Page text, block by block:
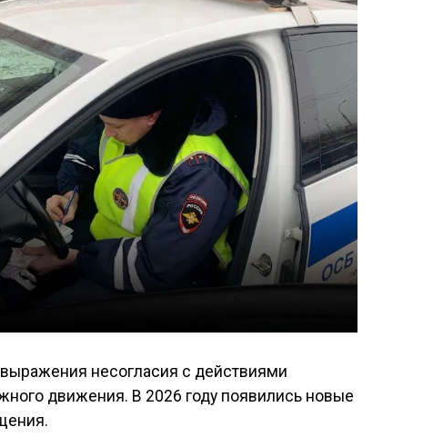
несогласия с действиями
движения. В 2026 году появились новые